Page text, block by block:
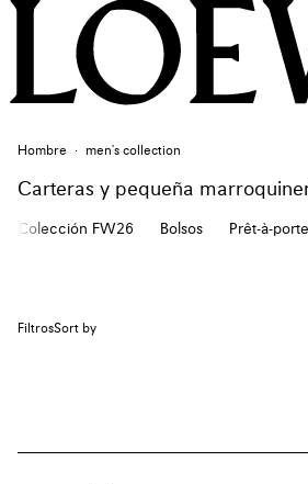
Hombre men's collection
Carteras y pequeña
Colección FW26 Bolsos Prêt-à-
FiltrosSort by